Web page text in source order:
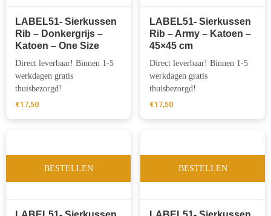
LABEL51- Sierkussen
Rib – Donkergrijs –
Katoen – One Size
Direct leverbaar! Binnen 1-5
werkdagen gratis
thuisbezorgd!
€17,50
LABEL51- Sierkussen
Rib – Army – Katoen –
45×45 cm
Direct leverbaar! Binnen 1-5
werkdagen gratis
thuisbezorgd!
€17,50
BESTELLEN BESTELLEN